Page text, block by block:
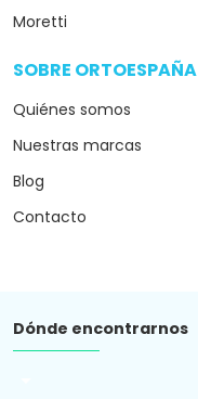
Moretti
SOBRE ORTOESPAÑA
Quiénes somos
Nuestras marcas
Blog
Contacto
Dónde encontrarnos